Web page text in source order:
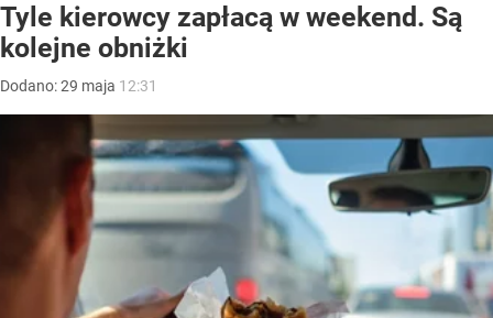
Tyle kierowcy zapłacą w weekend. Są
kolejne obniżki
Dodano:29 maja 12:31